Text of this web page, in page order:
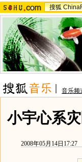
搜狐
音乐频
小宇心系
2008年05月14日17:27